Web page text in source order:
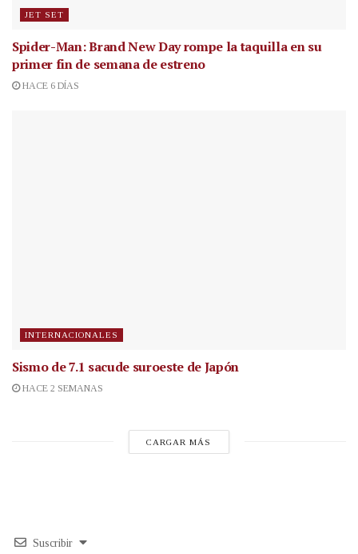
JET SET
Spider-Man: Brand New Day rompe la taquilla en su
primer fin de semana de estreno
HACE 6 DÍAS
INTERNACIONALES
Sismo de 7.1 sacude suroeste de Japón
HACE 2 SEMANAS
CARGAR MÁS
Suscribir